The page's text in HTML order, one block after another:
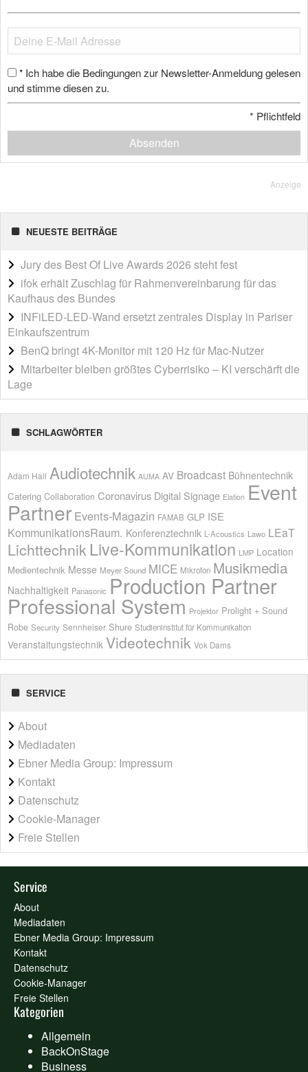
* Ich habe die Bedingungen zur Newsletter-Anmeldung gelesen
und stimme diesen zu.
* Pflichtfeld
Absenden
Anzeige
NEUESTE BEITRÄGE
Jury des Best Of Live Awards 2026 steht fest
ifok erhält Zuschlag für Rahmenvereinbarung für das
Kaufhaus des Bundes
INFiLED-LED-Wand ersetzt zentrales Display in Pariser
Einkaufszentrum
BenQ bringt 4K-Monitor mit 120 Hz für Mac-Nutzer
Mitarbeiter bleiben größtes Cyberrisiko – KI verschärft die
Lage
SCHLAGWÖRTER
Adam Hall Audiotechnik AUMA AV Broadcast Bühnentechnik
Catering Collaboration Coronavirus Digital Signage Elation Event
Partner Events-Magazin FAMAB GLP ISE
KommunikationsRaum. Konferenztechnik L-Acoustics Lawo LEaT
Lichttechnik Live-Kommunikation LMP Location
Medientechnik Messe Meyer Sound MICE Mikrofon Musikmedia
Nachhaltigkeit Panasonic Production Partner
Professional System Projektor Prolight + Sound
Robe Security Sennheiser Shure Studieninstitut für Kommunikation
Veranstaltungstechnik Videotechnik Vok Dams
SERVICE
About
Mediadaten
Ebner Media Group: Impressum
Kontakt
Datenschutz
Cookie-Manager
Freie Stellen
Service
About
Mediadaten
Ebner Media Group: Impressum
Kontakt
Datenschutz
Cookie-Manager
Freie Stellen
Kategorien
Allgemein
BackOnStage
Business